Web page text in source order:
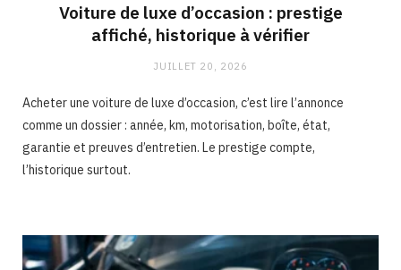
Voiture de luxe d’occasion : prestige
affiché, historique à vérifier
JUILLET 20, 2026
Acheter une voiture de luxe d’occasion, c’est lire l’annonce
comme un dossier : année, km, motorisation, boîte, état,
garantie et preuves d’entretien. Le prestige compte,
l’historique surtout.